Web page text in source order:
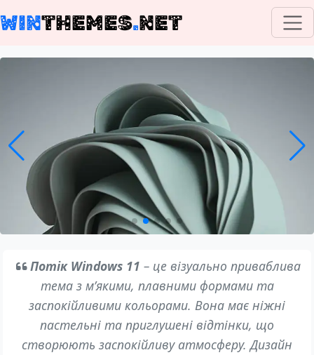
WINTHEMES.NET
Потік Windows 11 – це візуально приваблива
тема з м’якими, плавними формами та
заспокійливими кольорами. Вона має ніжні
пастельні та приглушені відтінки, що
створюють заспокійливу атмосферу. Дизайн